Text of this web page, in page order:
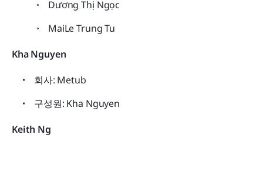
Dương Thị Ngọc
MaiLe Trung Tu
Kha Nguyen
회사: Metub
구성원: Kha Nguyen
Keith Ng